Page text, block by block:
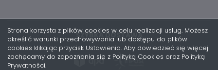
SZYBKA DOSTAWA
Strona korzysta z plików cookies w celu realizacji usług. Możesz
określić warunki przechowywania lub dostępu do plików
cookies klikając przycisk Ustawienia. Aby dowiedzieć się więcej
zachęcamy do zapoznania się z Polityką Cookies oraz Polityką
Prywatności.